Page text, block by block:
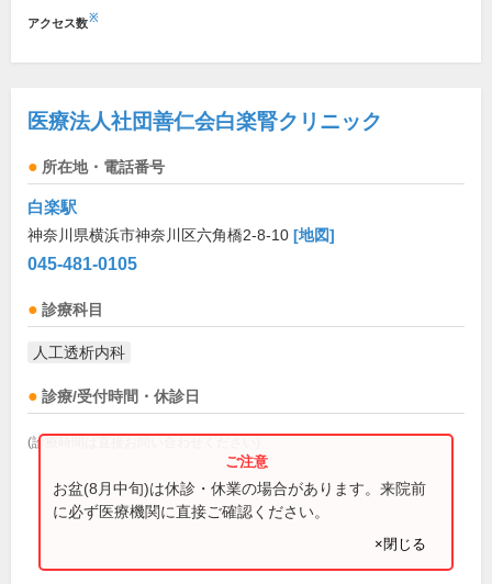
アクセス数※
医療法人社団善仁会白楽腎クリニック
所在地・電話番号
白楽駅
神奈川県横浜市神奈川区六角橋2-8-10 [地図]
045-481-0105
診療科目
人工透析内科
診療/受付時間・休診日
(診療時間は直接お問い合わせください)
お盆(8月中旬)は休診・休業の場合があります。来院前
に必ず医療機関に直接ご確認ください。
×閉じる